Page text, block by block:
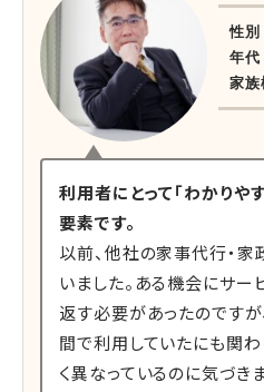
性別
年代
家族
利用者にとって「わかりや
要素です。
以前、他社の家事代行・
いました。ある機会にサ
返す必要があったのです
間で利用していたにも関
く異なっているのに気づ